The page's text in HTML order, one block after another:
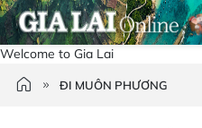
Welcome to Gia Lai
ĐI MUÔN PHƯƠNG